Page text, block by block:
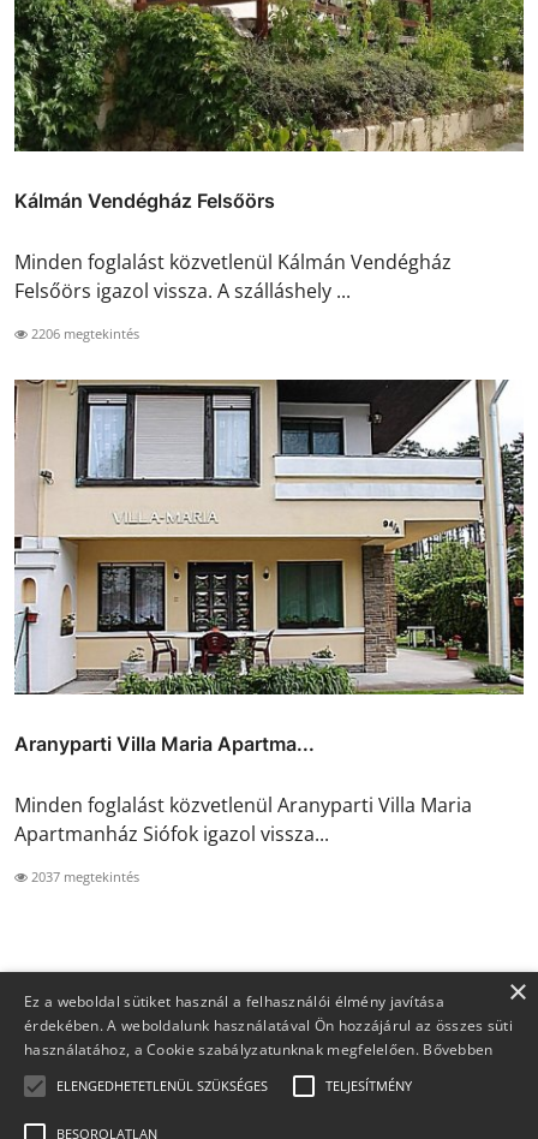
Kálmán Vendégház Felsőörs
Minden foglalást közvetlenül Kálmán Vendégház
Felsőörs igazol vissza. A szálláshely ...
2206 megtekintés
Aranyparti Villa Maria Apartma...
Minden foglalást közvetlenül Aranyparti Villa Maria
Apartmanház Siófok igazol vissza...
2037 megtekintés
×
Ez a weboldal sütiket használ a felhasználói élmény javítása
érdekében. A weboldalunk használatával Ön hozzájárul az összes süti
használatához, a Cookie szabályzatunknak megfelelően. Bővebben
ELENGEDHETETLENÜL SZÜKSÉGES TELJESÍTMÉNY
BESOROLATLAN